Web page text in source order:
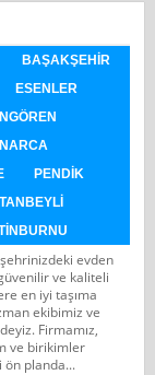
BAŞAKŞEHIR
ESENLER
PENDIK
evden
ve kaliteli
en iyi taşıma
ekibimiz ve
Firmamız,
ve birikimler
planda...